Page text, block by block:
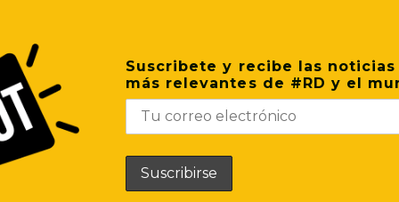
Suscribete y recibe las noticias
más relevantes de #RD y el